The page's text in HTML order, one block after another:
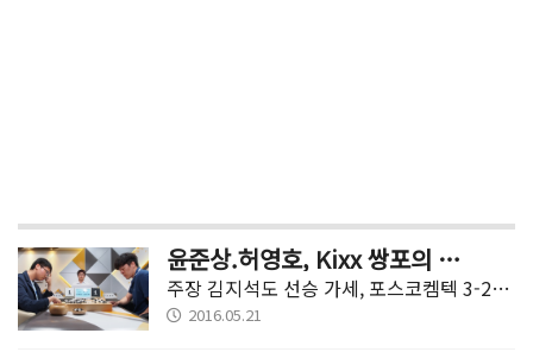
윤준상.허영호, Kixx 쌍포의 행진은 계속된다!
주장 김지석도 선승 가세, 포스코켐텍 3-2 눌러
2016.05.21